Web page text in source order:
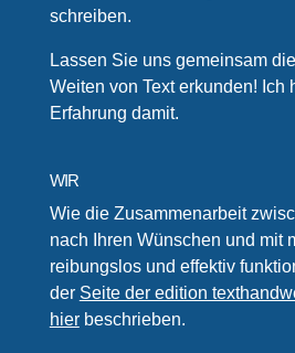
schreiben.
Lassen Sie uns gemeinsam
Weiten von Text erkunden! Ich
Erfahrung damit.
WIR
Wie die Zusammenarbeit
nach Ihren Wünschen und mit
reibungslos und effektiv
der Seite der edition
hierbeschrieben.